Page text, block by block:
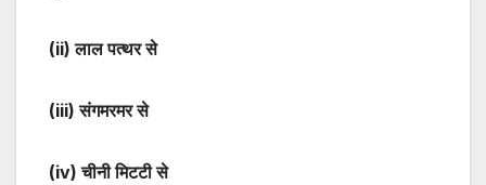
(ii) लाल पत्थर से
(iii) संगमरमर से
(iv) चीनी मिटटी से